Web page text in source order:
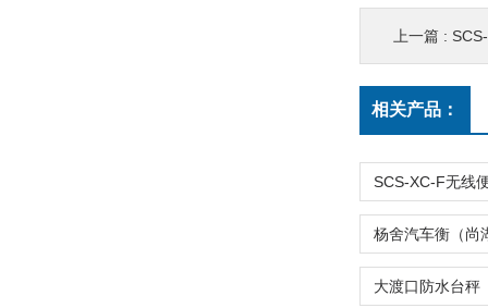
上一篇 :
相关产品：